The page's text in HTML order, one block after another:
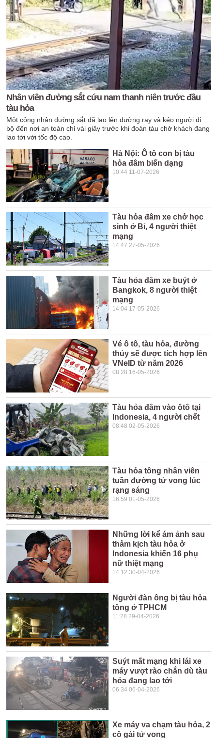
Nhân viên đường sắt cứu nam thanh niên trước đầu
tàu hỏa
Một công nhân đường sắt đã lao lên đường ray và kéo người đi
bộ đến nơi an toàn chỉ vài giây trước khi đoàn tàu chở khách đang
lao tới với tốc độ cao.
Hà Nội: Ô tô con bị tàu
hỏa đâm biến dạng
10:44 11-07-2026
Tàu hỏa đâm xe chở học
sinh ở Bỉ, 4 người thiệt
mạng
14:47 27-05-2026
Tàu hỏa đâm xe buýt ở
Bangkok, 8 người thiệt
mạng
14:04 17-05-2026
Vé ô tô, tàu hỏa, đường
thủy sẽ được tích hợp lên
VNeID từ năm 2026
08:28 16-05-2026
Tàu hỏa đâm vào ôtô tại
Indonesia, 4 người chết
08:48 02-05-2026
Tàu hỏa tông nhân viên
tuần đường tử vong lúc
rạng sáng
16:59 01-05-2026
Những lời kể ám ảnh sau
thảm kịch tàu hỏa ở
Indonesia khiến 16 phụ
nữ thiệt mạng
14:12 30-04-2026
Người đàn ông bị tàu hỏa
tông ở TPHCM
11:28 29-04-2026
Suýt mất mạng khi lái xe
máy vượt rào chắn dù tàu
hỏa đang lao tới
06:34 06-04-2026
Xe máy va chạm tàu hỏa, 2
cô gái tử vong